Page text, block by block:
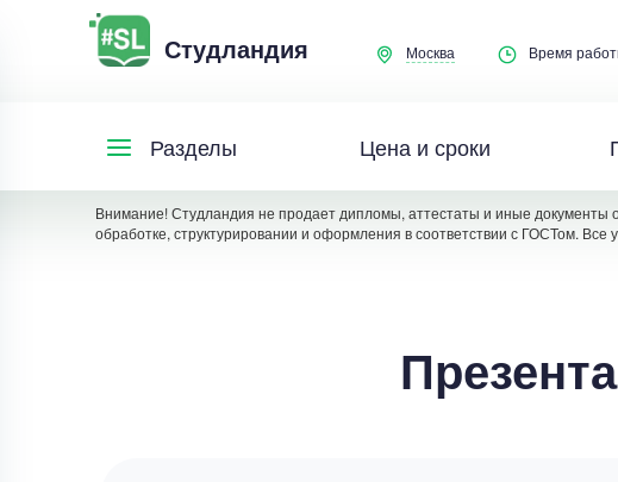
Студландия Москва Время
Разделы Цена и сроки
Внимание! Студландия не продает дипломы, аттестаты и иные документы
обработке, структурировании и оформления в соответствии с ГОСТом. Все